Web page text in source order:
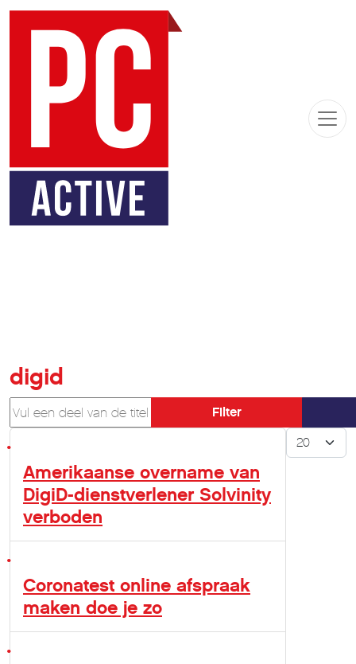
digid
Vul een deel van de titel in
Filter
Toon #
Amerikaanse overname van
DigiD-dienstverlener Solvinity
verboden
Coronatest online afspraak
maken doe je zo